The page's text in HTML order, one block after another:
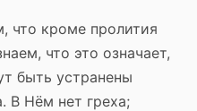
что кроме пролития
что это означает,
быть устранены
В Нём нет греха;